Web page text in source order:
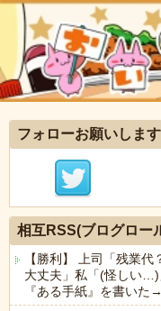
フォローお願いします
相互RSS(ブログロー
【勝利】 上司「残業
大丈夫」私「(怪しい…)
『ある手紙』を書い